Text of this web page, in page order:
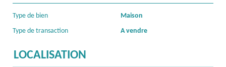
Type de bien
Maison
Type de transaction
A vendre
LOCALISATION